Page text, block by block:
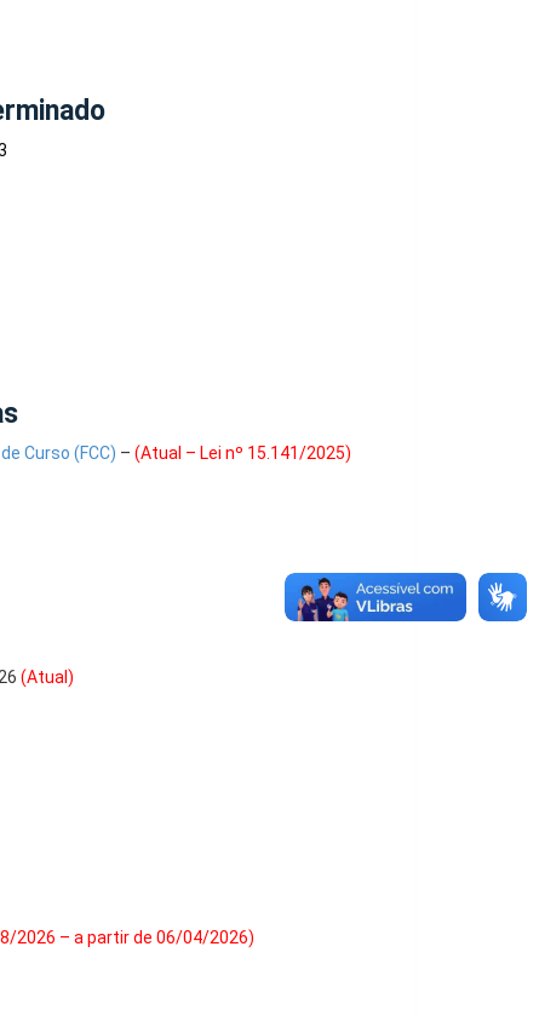
Curso (FCC) – (Atual – Lei nº 15.141/2025)
(Atual)
2026 – a partir de 06/04/2026)